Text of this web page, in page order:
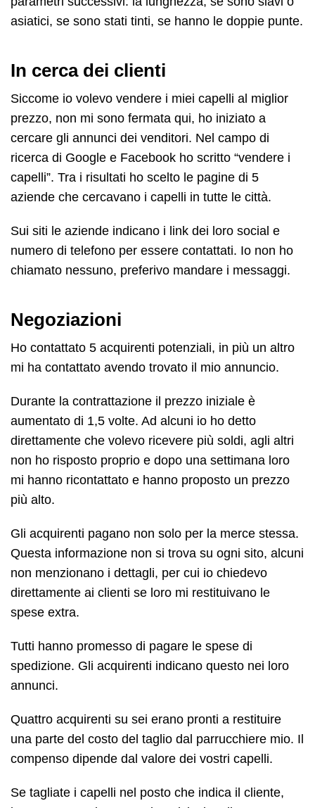
asiatici, se sono stati tinti, se hanno le doppie punte.
In cerca dei clienti
Siccome io volevo vendere i miei capelli al miglior
prezzo, non mi sono fermata qui, ho iniziato a
cercare gli annunci dei venditori. Nel campo di
ricerca di Google e Facebook ho scritto “vendere i
capelli”. Tra i risultati ho scelto le pagine di 5
aziende che cercavano i capelli in tutte le città.
Sui siti le aziende indicano i link dei loro social e
numero di telefono per essere contattati. Io non ho
chiamato nessuno, preferivo mandare i messaggi.
Negoziazioni
Ho contattato 5 acquirenti potenziali, in più un altro
mi ha contattato avendo trovato il mio annuncio.
Durante la contrattazione il prezzo iniziale è
aumentato di 1,5 volte. Ad alcuni io ho detto
direttamente che volevo ricevere più soldi, agli altri
non ho risposto proprio e dopo una settimana loro
mi hanno ricontattato e hanno proposto un prezzo
più alto.
Gli acquirenti pagano non solo per la merce stessa.
Questa informazione non si trova su ogni sito, alcuni
non menzionano i dettagli, per cui io chiedevo
direttamente ai clienti se loro mi restituivano le
spese extra.
Tutti hanno promesso di pagare le spese di
spedizione. Gli acquirenti indicano questo nei loro
annunci.
Quattro acquirenti su sei erano pronti a restituire
una parte del costo del taglio dal parrucchiere mio. Il
compenso dipende dal valore dei vostri capelli.
Se tagliate i capelli nel posto che indica il cliente,